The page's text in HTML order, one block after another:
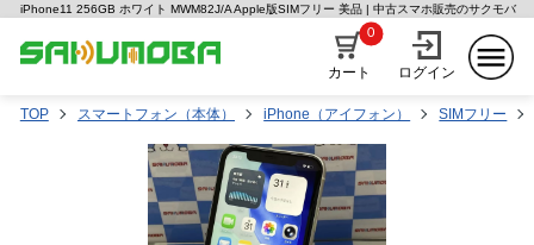
iPhone11 256GB ホワイト MWM82J/A Apple版SIMフリー 美品 | 中古スマホ販売のサクモバ
カート
0
ログイン
TOP スマートフォン（本体） iPhone（アイフォン） SIMフリー